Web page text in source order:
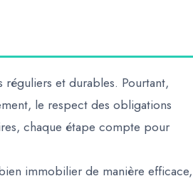
et durables. Pourtant,
le respect des obligations
chaque étape compte pour
immobilierde manière efficace,